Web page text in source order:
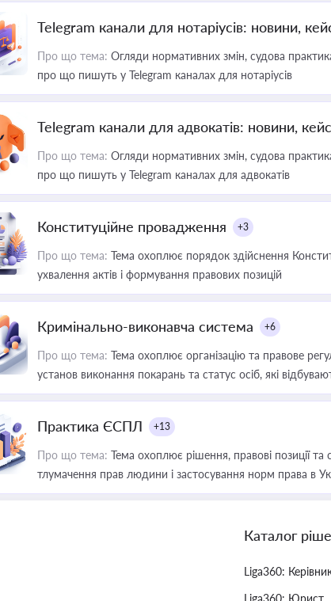
Telegram канали для нотаріусів: новини,
Про що тема: Огляди нормативних змін, судова
про що пишуть у Telegram каналах для нотаріусів
Telegram канали для адвокатів: новини,
Про що тема: Огляди нормативних змін, судова
про що пишуть у Telegram каналах для адвокатів
Конституційне провадження +3
Про що тема: Тема охоплює порядок здійснення
ухвалення актів і формування правових позицій
Кримінально-виконавча система +6
Про що тема: Тема охоплює організацію та правове
установ виконання покарань та статус осіб, які
Практика ЄСПЛ +13
Про що тема: Тема охоплює рішення, правові позиції
тлумачення прав людини і застосування норм права в
Каталог
Liga360:
Liga360: Юрист